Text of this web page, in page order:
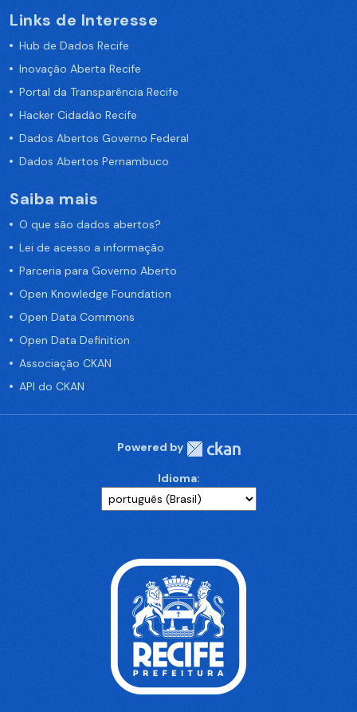
Links de Interesse
Hub de Dados Recife
Inovação Aberta Recife
Portal da Transparência Recife
Hacker Cidadão Recife
Dados Abertos Governo Federal
Dados Abertos Pernambuco
Saiba mais
O que são dados abertos?
Lei de acesso a informação
Parceria para Governo Aberto
Open Knowledge Foundation
Open Data Commons
Open Data Definition
Associação CKAN
API do CKAN
Powered by
Idioma